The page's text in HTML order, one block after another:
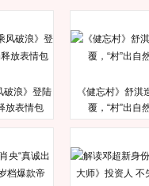
破浪》登陆
放表情包
《健忘村》舒淇
覆，“村”出自